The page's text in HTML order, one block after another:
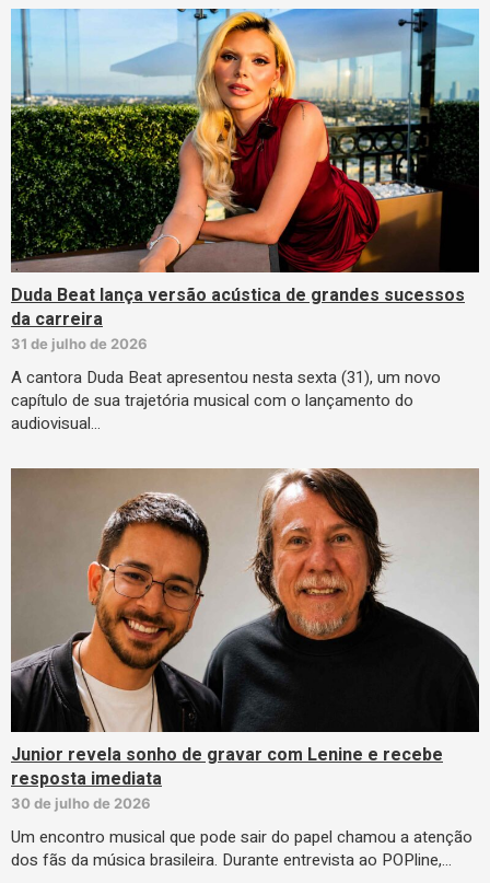
Duda Beat lança versão acústica de grandes sucessos
da carreira
31 de julho de 2026
A cantora Duda Beat apresentou nesta sexta (31), um novo
capítulo de sua trajetória musical com o lançamento do
audiovisual…
Junior revela sonho de gravar com Lenine e recebe
resposta imediata
30 de julho de 2026
Um encontro musical que pode sair do papel chamou a atenção
dos fãs da música brasileira. Durante entrevista ao POPline,…